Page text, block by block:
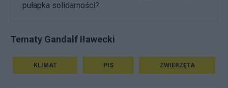
pułapka solidarności?
Tematy Gandalf Iławecki
KLIMAT PIS ZWIERZĘTA